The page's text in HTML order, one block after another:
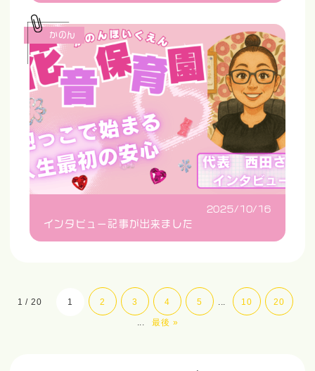
2025/10/16
インタビュー記事が出来ました
かのん
1 / 20 1 2 3 4 5 ... 10 20
... 最後 »